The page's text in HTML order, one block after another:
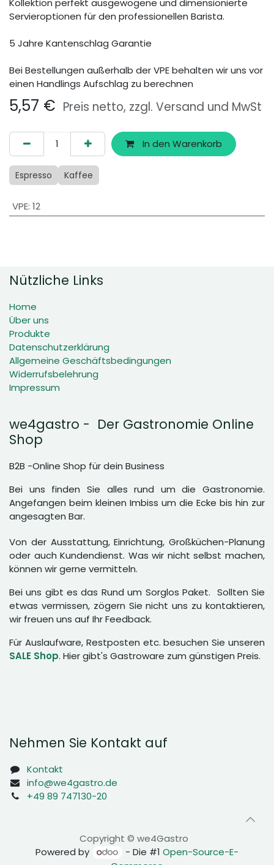
Kollektion perfekt ausgewogene und dimensionierte
Servieroptionen für den professionellen Barista.
5 Jahre Kantenschlag Garantie
Bei Bestellungen außerhalb der VPE behalten wir uns vor
einen Handlings Aufschlag zu berechnen
5,57 € Preis netto, zzgl. Versand und MwSt
In den Warenkorb
Espresso Kaffee
VPE: 12
Nützliche Links
Home
Über uns
Produkte
Datenschutzerklärung
Allgemeine Geschäftsbedingungen
Widerrufsbelehrung
Impressum
we4gastro - Der Gastronomie Online
Shop
B2B -Online Shop für dein Business
Bei uns finden Sie alles rund um die Gastronomie.
Angefangen beim kleinen Imbiss um die Ecke bis hin zur
angesagten Bar.
Von der Ausstattung, Einrichtung, Großküchen-Planung
oder auch Kundendienst. Was wir nicht selbst machen,
können wir gerne vermitteln.
Bei uns gibt es das Rund um Sorglos Paket. Sollten Sie
etwas vermissen, zögern Sie nicht uns zu kontaktieren,
wir freuen uns auf Ihr Feedback.
Für Auslaufware, Restposten etc. besuchen Sie unseren
SALE Shop. Hier gibt's Gastroware zum günstigen Preis.
Nehmen Sie Kontakt auf
Kontakt
info@we4gastro.de
+49 89 747130-20
Copyright © we4Gastro
Powered by
- Die #1Open-Source-E-